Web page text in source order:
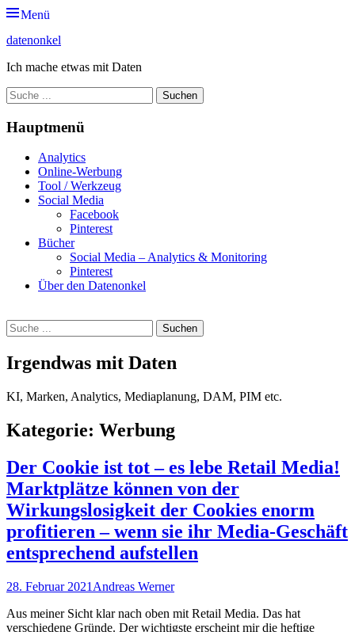
Zum
springen
Menü
datenonkel
Ich mache etwas mit Daten
Suche
nach:
Hauptmenü
Analytics
Online-Werbung
Tool / Werkzeug
Social Media
Facebook
Pinterest
Bücher
Social Media – Analytics & Monitoring
Pinterest
Über den Datenonkel
Suche
nach:
Irgendwas mit Daten
KI, Marken, Analytics, Mediaplanung, DAM, PIM etc.
Kategorie: Werbung
Der Cookie ist tot – es lebe Retail Media!
Marktplätze können von der
Wirkungslosigkeit der Cookies enorm
profitieren – wenn sie ihr Media-Geschäft
entsprechend aufstellen
Posted
28. Februar 2021 Autor
Andreas Werner
Aus meiner Sicht klar nach oben mit Retail Media. Das hat
verschiedene Gründe. Der wichtigste erscheint mir die heftige